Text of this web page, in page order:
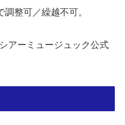
調整可／繰越不可。
シアーミュージュック公式